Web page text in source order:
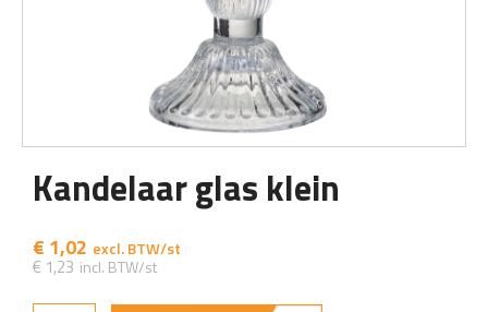
Kandelaar glas klein
€ 1,02
€ 1,23